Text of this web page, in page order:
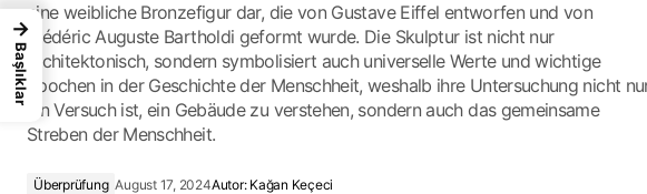
eine weibliche Bronzefigur dar, die von Gustave Eiffel entworfen und von
Frédéric Auguste Bartholdi geformt wurde. Die Skulptur ist nicht nur
architektonisch, sondern symbolisiert auch universelle Werte und wichtige
Epochen in der Geschichte der Menschheit, weshalb ihre Untersuchung nicht
ein Versuch ist, ein Gebäude zu verstehen, sondern auch das gemeinsame
Streben der Menschheit.
Überprüfung August 17, 2024Autor: Kağan Keçeci
→
Başlıklar